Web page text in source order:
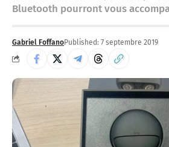
Bluetooth pourront vous
Gabriel FoffanoPublished: 7 septembre 2019